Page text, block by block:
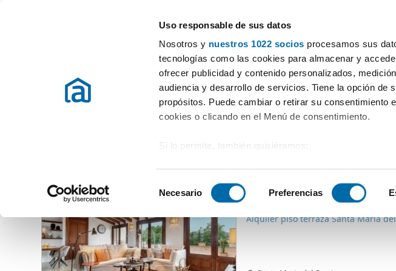
Uso responsable de sus datos
Nosotros y nuestros 1022 socios procesamos sus
tecnologías como las cookies para almacenar y
ofrecer publicidad y contenido personalizados,
audiencia y desarrollo de servicios. Tiene la opción de
propósitos. Puede cambiar o retirar su consentimiento
cookies o clicando en el Menú de consentimiento.
Si lo permite, también quisiéramos:
Identificar su dispositivo analizándolo activamente
Obtenga más información sobre cómo se procesan
preferencias en la
en la Declaración de cookies.
e
e
c
c
Necesario Preferencias
Especialistas em apartamentos em arrendamento
Alugar apartamentos Ilhas Baleares Alugar Apartamentos Alaro
(0 imóveis)
2 1 Div. 1 Casa
Alquiler piso terraza Santa Maria